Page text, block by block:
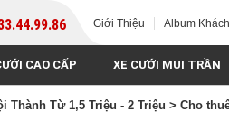
Giới Thiệu Album
CAO CẤP XE CƯỚI MUI TRẦN
Thành Từ 1,5 Triệu - 2 Triệu > Cho